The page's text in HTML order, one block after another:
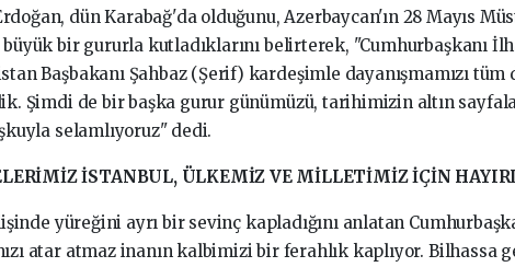
dün Karabağ'da olduğunu, Azerbaycan'ın 28 Mayıs
bir gururla kutladıklarını belirterek, "Cumhurbaşkanı
Başbakanı Şahbaz (Şerif) kardeşimle dayanışmamızı tüm
Şimdi de bir başka gurur günümüzü, tarihimizin altın
selamlıyoruz" dedi.
İSTANBUL, ÜLKEMİZ VE MİLLETİMİZ İÇİN
yüreğini ayrı bir sevinç kapladığını anlatan
atar atmaz inanın kalbimizi bir ferahlık kaplıyor. Bilhassa